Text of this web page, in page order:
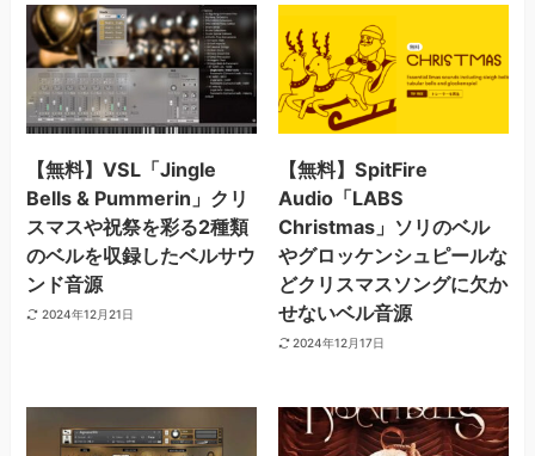
【無料】VSL「Jingle
Bells & Pummerin」クリ
スマスや祝祭を彩る2種類
のベルを収録したベルサウ
ンド音源
2024年12月21日
【無料】SpitFire
Audio「LABS
Christmas」ソリのベル
やグロッケンシュピールな
どクリスマスソングに欠か
せないベル音源
2024年12月17日